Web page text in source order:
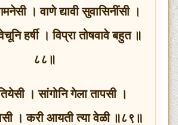
। वाणे द्यावी सुवासिनींसी ।
हर्षी । विप्रा तोषवावे बहुत ॥
८८॥
। सांगोनि गेला तापसी ।
। करी आयती त्या वेळी ॥८९॥